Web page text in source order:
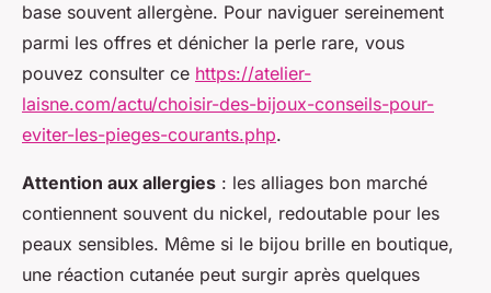
base souvent allergène. Pour naviguer sereinement
parmi les offres et dénicher la perle rare, vous
pouvez consulter ce https://atelier-
laisne.com/actu/choisir-des-bijoux-conseils-pour-
eviter-les-pieges-courants.php.
Attention aux allergies : les alliages bon marché
contiennent souvent du nickel, redoutable pour les
peaux sensibles. Même si le bijou brille en boutique,
une réaction cutanée peut surgir après quelques